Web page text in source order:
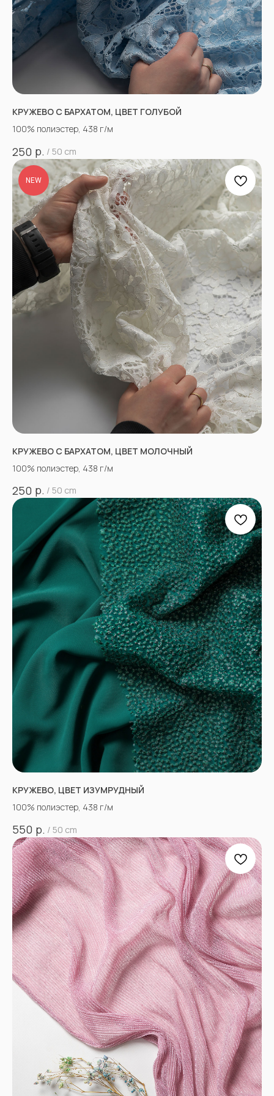
КРУЖЕВО С БАРХАТОМ, ЦВЕТ ГОЛУБОЙ
100% полиэстер, 438 г/м
250 р. / 50 cm
NEW
КРУЖЕВО С БАРХАТОМ, ЦВЕТ МОЛОЧНЫЙ
100% полиэстер, 438 г/м
250 р. / 50 cm
КРУЖЕВО, ЦВЕТ ИЗУМРУДНЫЙ
100% полиэстер, 438 г/м
550 р. / 50 cm